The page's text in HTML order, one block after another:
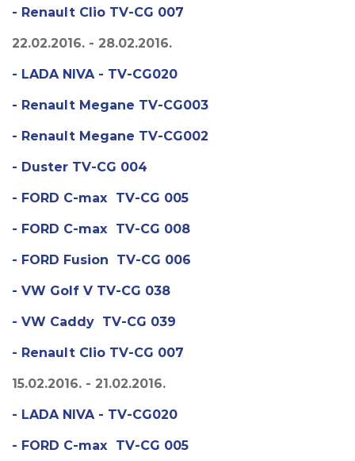
- Renault Clio TV-CG 007
22.02.2016. - 28.02.2016.
- LADA NIVA - TV-CG020
- Renault Megane TV-CG003
- Renault Megane TV-CG002
- Duster TV-CG 004
- FORD C-max TV-CG 005
- FORD C-max TV-CG 008
- FORD Fusion TV-CG 006
- VW Golf V TV-CG 038
- VW Caddy TV-CG 039
- Renault Clio TV-CG 007
15.02.2016. - 21.02.2016.
- LADA NIVA - TV-CG020
- FORD C-max TV-CG 005